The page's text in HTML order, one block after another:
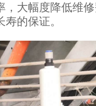
，大幅度降低维
的保证。